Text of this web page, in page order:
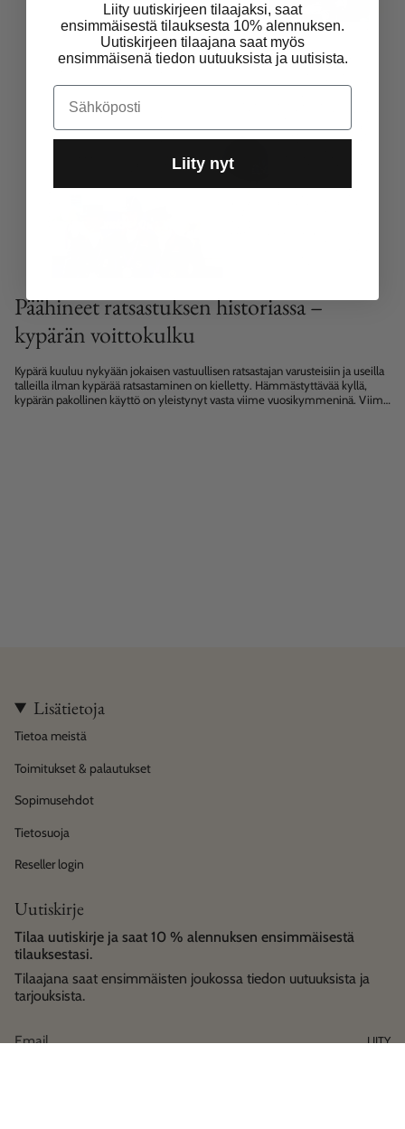
Päähineet ratsastuksen historiassa –
kypärän voittokulku
Kypärä kuuluu nykyään jokaisen vastuullisen ratsastajan varusteisiin ja useilla
talleilla ilman kypärää ratsastaminen on kielletty. Hämmästyttävää kyllä,
kypärän pakollinen käyttö on yleistynyt vasta viime vuosikymmeninä. Viime
Lisätietoja
Tietoa meistä
Toimitukset & palautukset
Sopimusehdot
Tietosuoja
Reseller login
Uutiskirje
Tilaa uutiskirje ja saat 10 % alennuksen ensimmäisestä
tilauksestasi.
Tilaajana saat ensimmäisten joukossa tiedon uutuuksista ja
tarjouksista.
LIITY
Liity uutiskirjeen tilaajaksi, saat
ensimmäisestä tilauksesta 10% alennuksen.
Uutiskirjeen tilaajana saat myös
ensimmäisenä tiedon uutuuksista ja uutisista.
Email
Liity nyt